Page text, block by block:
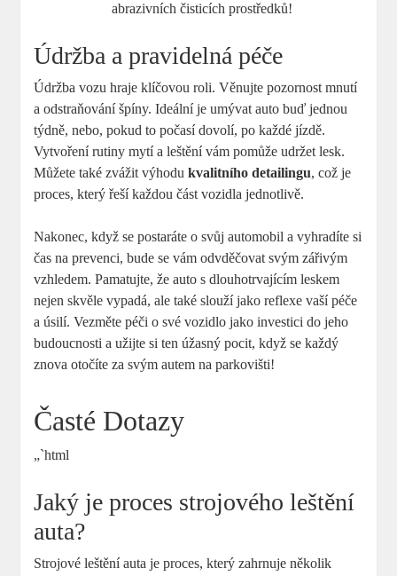
abrazivních čisticích prostředků!
Údržba a pravidelná ​péče
Údržba vozu hraje klíčovou‌ roli.⁣ Věnujte pozornost mnutí
a odstraňování špíny. ⁤Ideální‍ je umývat auto ⁤buď‍ jednou
týdně, nebo, pokud to počasí dovolí,‌ po každé jízdě.
⁤Vytvoření rutiny mytí ​a leštění vám pomůže udržet lesk.
Můžete také zvážit výhodukvalitního​ detailingu, což je
proces, který řeší každou část vozidla jednotlivě.
Nakonec, když se⁢ postaráte o svůj automobil a‍ vyhradíte si
‌čas na prevenci, bude se vám ⁤odvděčovat svým zářivým
vzhledem. ⁢Pamatujte, že ‍auto s dlouhotrvajícím​ leskem
nejen ​skvěle‌ vypadá, ale⁣ také slouží jako reflexe⁣ vaší péče
a úsilí. Vezměte péči ‌o své vozidlo jako investici do jeho⁣
budoucnosti a užijte ⁤si ten úžasný pocit, když se každý
⁢znova⁢ otočíte za svým autem na‍ parkovišti!
Časté Dotazy
„`html
Jaký‍ je proces ⁤strojového leštění
auta?
Strojové ‌leštění ⁤auta je‍ proces, který⁢ zahrnuje⁣ několik ​